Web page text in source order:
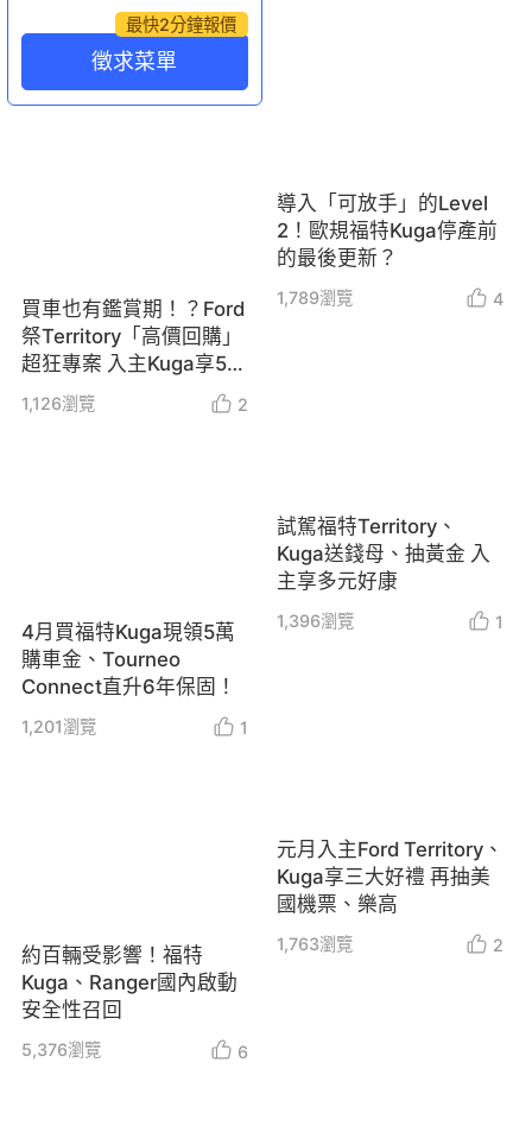
最快2分鐘報價
徵求菜單
買車也有鑑賞期！？Ford
祭Territory「高價回購」
超狂專案 入主Kuga享5萬
購車金
1,126瀏覽 2
4月買福特Kuga現領5萬
購車金、Tourneo
Connect直升6年保固！
1,201瀏覽 1
約百輛受影響！福特
Kuga、Ranger國內啟動
安全性召回
5,376瀏覽 6
導入「可放手」的Level
2！歐規福特Kuga停產前
的最後更新？
1,789瀏覽 4
試駕福特Territory、
Kuga送錢母、抽黃金 入
主享多元好康
1,396瀏覽 1
元月入主Ford Territory、
Kuga享三大好禮 再抽美
國機票、樂高
1,763瀏覽 2